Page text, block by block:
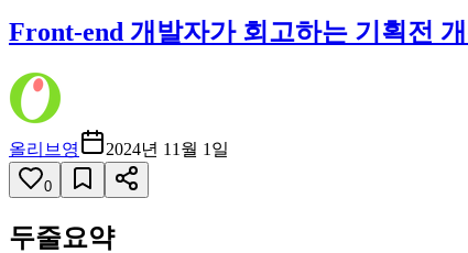
Front-end 개발자가 회고하는 기획전
올리브영 2024년 11월 1일
0
두줄요약